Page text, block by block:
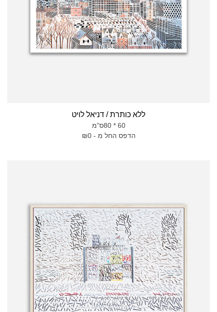
ללא כותרת / דניאל לויט
60 * 80ס"מ
הדפס החל מ - ₪0